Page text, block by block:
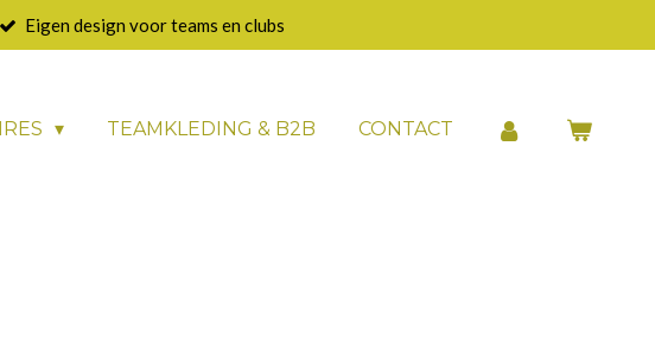
Eigen design voor teams en clubs
TEAMKLEDING & B2B CONTACT